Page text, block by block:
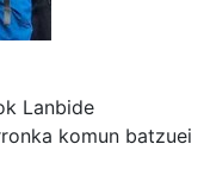
Lanbide
komun batzuei